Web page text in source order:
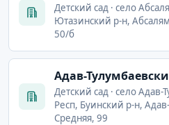
Детский сад · село
Ютазинский р-н,
50/б
Адав-
Детский сад · село Адав-
Респ, Буинский р-н,
Средняя, 99